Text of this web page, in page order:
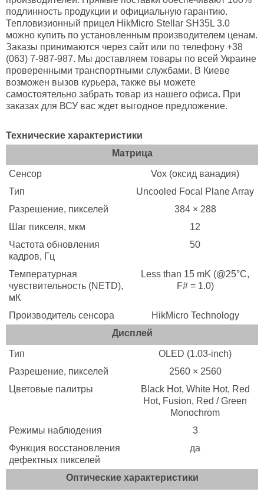
подлинность продукции и официальную гарантию.
Тепловизионный прицел HikMicro Stellar SH35L 3.0
можно купить по установленным производителем ценам.
Заказы принимаются через сайт или по телефону +38
(063) 7-987-987. Мы доставляем товары по всей Украине
проверенными транспортными службами. В Киеве
возможен вызов курьера, также вы можете
самостоятельно забрать товар из нашего офиса. При
заказах для ВСУ вас ждет выгодное предложение.
Технические характеристики
Матрица
Сенсор
Vox (оксид ванадия)
Тип
Uncooled Focal Plane Array
Разрешение, пикселей
384 × 288
Шаг пикселя, мкм
12
Частота обновления
кадров, Гц
50
Температурная
чувствительность (NETD),
мК
Less than 15 mK (@25°C,
F# = 1.0)
Производитель сенсора
HikMicro Technology
Дисплей
Тип
OLED (1.03-inch)
Разрешение, пикселей
2560 × 2560
Цветовые палитры
Black Hot, White Hot, Red
Hot, Fusion, Red / Green
Monochrom
Режимы наблюдения
3
Функция восстановления
дефектных пикселей
да
Оптические характеристики